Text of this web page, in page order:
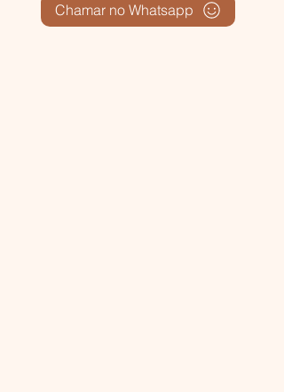
Chamar no Whatsapp